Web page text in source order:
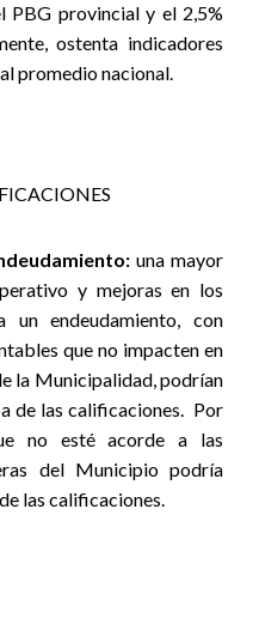
PBG provincial y el 2,5%
ostenta indicadores
promedio nacional.
una mayor
y mejoras en los
endeudamiento, con
que no impacten en
la Municipalidad, podrían
de las calificaciones. Por
no esté acorde a las
del Municipio podría
las calificaciones.